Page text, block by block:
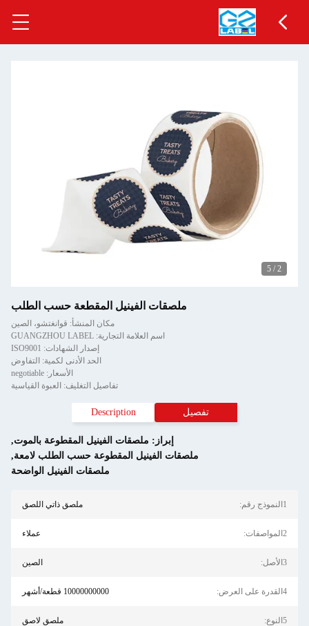
2
/
5
ملصقات الفينيل المقطعة حسب الطلب
مكان المنشأ: قوانغتشو، الصين
اسم العلامة التجارية: GUANGZHOU LABEL
إصدار الشهادات: ISO9001
الحد الأدنى لكمية: التفاوض
الأسعار: negotiable
تفاصيل التغليف: العبوة القياسية
تفصيل Description
إبراز: ملصقات الفينيل المقطوعة بالموت,
ملصقات الفينيل المقطوعة حسب الطلب لامعة,
ملصقات الفينيل الواضحة
1النموذج رقم: ملصق ذاتي اللصق
2المواصفات: عملاء
3الأصل: الصين
4القدرة على العرض: 10000000000 قطعة/أشهر
5النوع: ملصق لاصق